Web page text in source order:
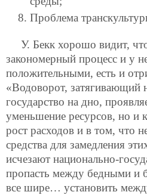
Проблема
У. Бекк хорошо видит,
закономерный процесс и у
положительными, есть и
«Водоворот, затягивающий
государство на дно,
уменьшение ресурсов, но и
рост расходов и в том, что
средства для замедления
исчезают национально-
пропасть между бедными и
все шире… установить